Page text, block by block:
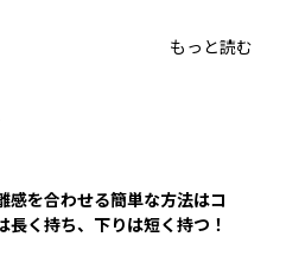
もっと読む
感を合わせる簡単な方法はコ
く持ち、下りは短く持つ！